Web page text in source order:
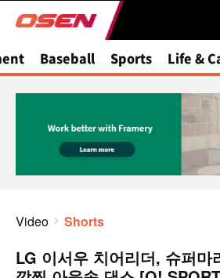
Baseball Sports Life &
Video Shorts
LG 이서우 치어리더, 슈퍼마